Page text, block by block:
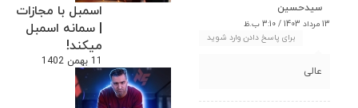
اسمبل با مجازات
| سمانه اسمبل
میکند!
11 بهمن 1402
سیدحسین
13 مرداد 1403 / 3:10 ب.ظ
برای پاسخ دادن وارد شوید
عالی